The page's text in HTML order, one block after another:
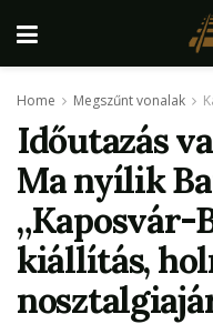
Home Megszűnt vonalak
Időutazás
Ma nyílik
„Kaposvár-
kiállítás,